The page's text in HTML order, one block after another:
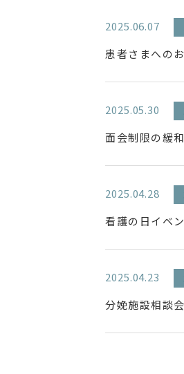
2025.06.07
患者さまへの
2025.05.30
面会制限の緩
2025.04.28
看護の日イベ
2025.04.23
分娩施設相談